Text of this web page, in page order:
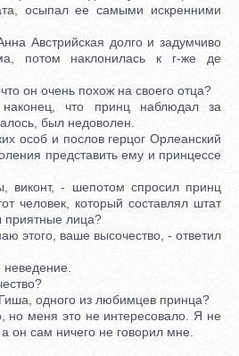
осыпал ее самыми искренними
Австрийская долго и задумчиво
потом наклонилась к г-же де
он очень похож на своего отца?
что принц наблюдал за
был недоволен.
особ и послов герцог Орлеанский
представить ему и принцессе
- шепотом спросил принц
человек, который составлял штат
приятные лица?
этого, ваше высочество, - ответил
одного из любимцев принца?
меня это не интересовало. Я не
он сам ничего не говорил мне.